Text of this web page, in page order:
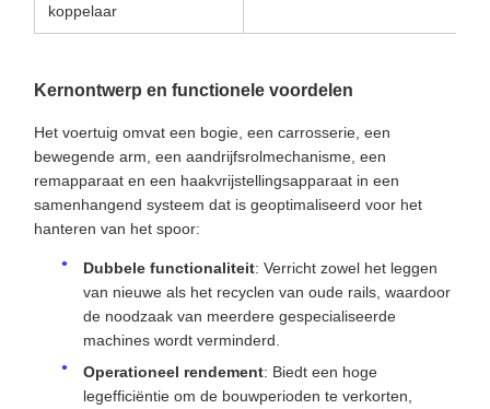
koppelaar
Kernontwerp en functionele voordelen
Het voertuig omvat een bogie, een carrosserie, een
bewegende arm, een aandrijfsrolmechanisme, een
remapparaat en een haakvrijstellingsapparaat in een
samenhangend systeem dat is geoptimaliseerd voor het
hanteren van het spoor:
Dubbele functionaliteit: Verricht zowel het leggen
van nieuwe als het recyclen van oude rails, waardoor
de noodzaak van meerdere gespecialiseerde
machines wordt verminderd.
Operationeel rendement: Biedt een hoge
legefficiëntie om de bouwperioden te verkorten,